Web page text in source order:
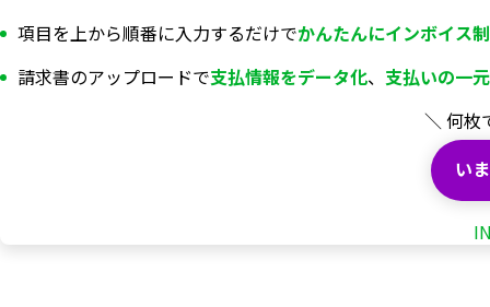
項目を上から順番に入力するだけでかんたんにインボイス
請求書のアップロードで支払情報をデータ化、 支払いの一
＼ 何枚
い